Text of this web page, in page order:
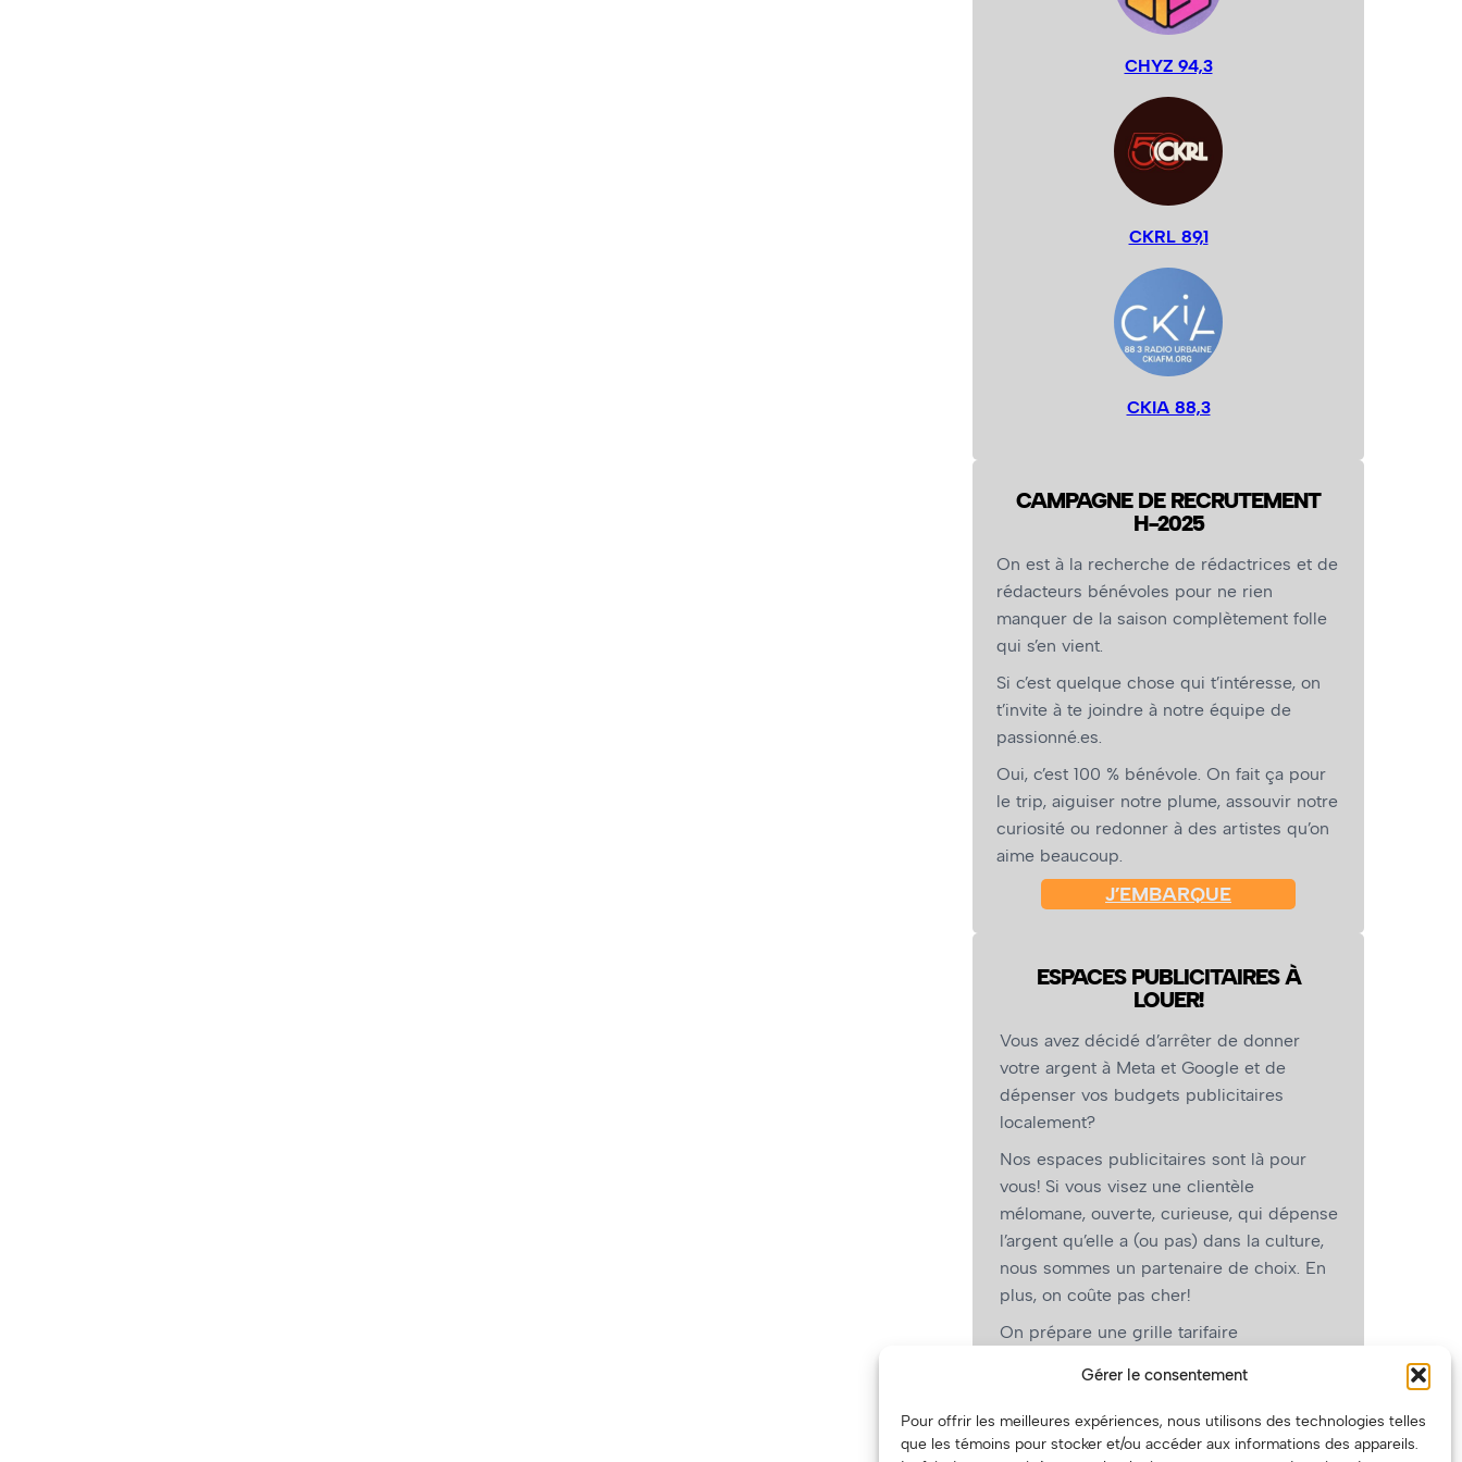
Gérer le consentement
Pour offrir les meilleures expériences, nous utilisons des technologies telles
que les témoins pour stocker et/ou accéder aux informations des appareils.
CHYZ 94,3
CKRL 89,1
CKIA 88,3
CAMPAGNE DE RECRUTEMENT
H-2025
On est à la recherche de rédactrices et de
rédacteurs bénévoles pour ne rien
manquer de la saison complètement folle
qui s’en vient.
Si c’est quelque chose qui t’intéresse, on
t’invite à te joindre à notre équipe de
passionné.es.
Oui, c’est 100 % bénévole. On fait ça pour
le trip, aiguiser notre plume, assouvir notre
curiosité ou redonner à des artistes qu’on
aime beaucoup.
J’EMBARQUE
ESPACES PUBLICITAIRES À
LOUER!
Vous avez décidé d’arrêter de donner
votre argent à Meta et Google et de
dépenser vos budgets publicitaires
localement?
Nos espaces publicitaires sont là pour
vous! Si vous visez une clientèle
mélomane, ouverte, curieuse, qui dépense
l’argent qu’elle a (ou pas) dans la culture,
nous sommes un partenaire de choix. En
plus, on coûte pas cher!
On prépare une grille tarifaire
vous, les artistes!)